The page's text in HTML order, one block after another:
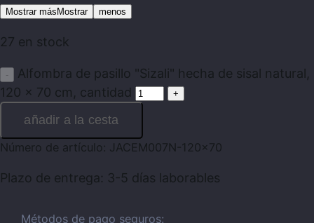
Mostrar másMostrar menos
27 en stock
Alfombra de pasillo "Sizali" hecha de sisal natural,
120 x 70 cm, cantidad
añadir a la cesta
Número de artículo: JACEM007N-120x70
Plazo de entrega: 3-5 días laborables
Métodos de pago seguros: